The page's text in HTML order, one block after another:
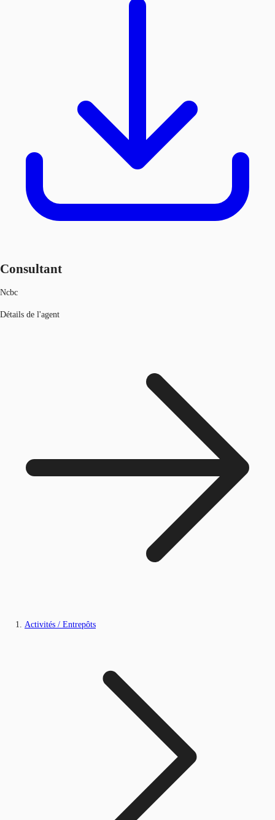
Consultant
Ncbc
Détails de l'agent
Activités / Entrepôts